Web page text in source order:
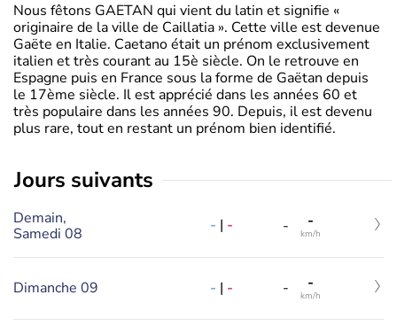
Nous fêtons GAETAN qui vient du latin et signifie «
originaire de la ville de Caillatia ». Cette ville est devenue
Gaëte en Italie. Caetano était un prénom exclusivement
italien et très courant au 15è siècle. On le retrouve en
Espagne puis en France sous la forme de Gaëtan depuis
le 17ème siècle. Il est apprécié dans les années 60 et
très populaire dans les années 90. Depuis, il est devenu
plus rare, tout en restant un prénom bien identifié.
jours suivants
Demain,
Samedi 08
- | - - -
km/h
Dimanche 09 - | - - -
km/h